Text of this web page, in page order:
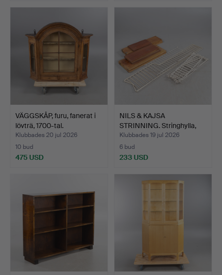
VÄGGSKÅP, furu, fanerat i
lövträ, 1700-tal.
Klubbades 20 jul 2026
10 bud
475 USD
NILS & KAJSA
STRINNING. Stringhylla,
1950-…
Klubbades 19 jul 2026
6 bud
233 USD